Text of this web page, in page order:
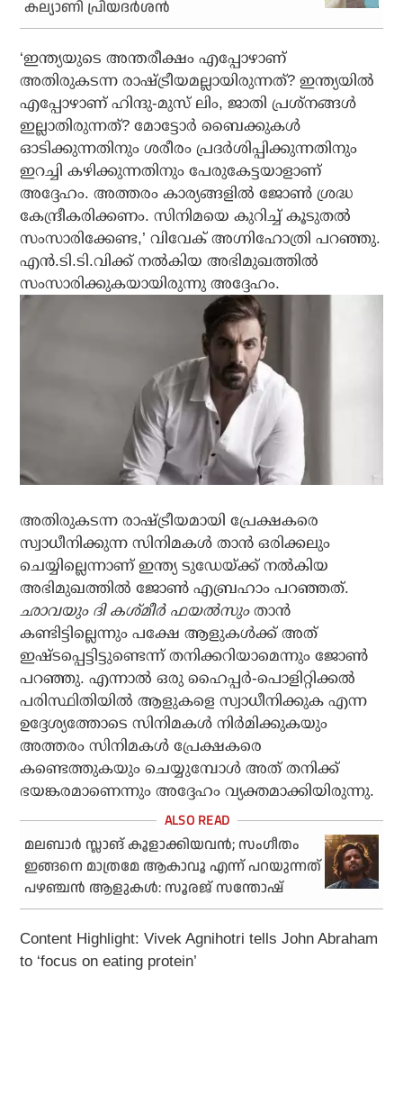
കല്യാണി പ്രിയദര്‍ശന്‍
‘ഇന്ത്യയുടെ അന്തരീക്ഷം എപ്പോഴാണ്
അതിരുകടന്ന രാഷ്ട്രീയമല്ലായിരുന്നത്? ഇന്ത്യയിൽ
എപ്പോഴാണ് ഹിന്ദു-മുസ് ലിം, ജാതി പ്രശ്നങ്ങൾ
ഇല്ലാതിരുന്നത്? മോട്ടോർ ബൈക്കുകൾ
ഓടിക്കുന്നതിനും ശരീരം പ്രദർശിപ്പിക്കുന്നതിനും
ഇറച്ചി കഴിക്കുന്നതിനും പേരുകേട്ടയാളാണ്
അദ്ദേഹം. അത്തരം കാര്യങ്ങളിൽ ജോൺ ശ്രദ്ധ
കേന്ദ്രീകരിക്കണം. സിനിമയെ കുറിച്ച് കൂടുതൽ
സംസാരിക്കേണ്ട,’ വിവേക് അഗ്നിഹോത്രി പറഞ്ഞു.
എൻ.ടി.ടി.വിക്ക് നൽകിയ അഭിമുഖത്തിൽ
സംസാരിക്കുകയായിരുന്നു അദ്ദേഹം.
അതിരുകടന്ന രാഷ്ട്രീയമായി പ്രേക്ഷകരെ
സ്വാധീനിക്കുന്ന സിനിമകൾ താൻ ഒരിക്കലും
ചെയ്യില്ലെന്നാണ് ഇന്ത്യ ടുഡേയ്ക്ക് നൽകിയ
അഭിമുഖത്തിൽ ജോൺ എബ്രഹാം പറഞ്ഞത്.
ഛാവയും ദി കശ്മീർ ഫയൽസുംതാൻ
കണ്ടിട്ടില്ലെന്നും പക്ഷേ ആളുകൾക്ക് അത്
ഇഷ്ടപ്പെട്ടിട്ടുണ്ടെന്ന് തനിക്കറിയാമെന്നും ജോൺ
പറഞ്ഞു. എന്നാൽ ഒരു ഹൈപ്പർ-പൊളിറ്റിക്കൽ
പരിസ്ഥിതിയിൽ ആളുകളെ സ്വാധീനിക്കുക എന്ന
ഉദ്ദേശ്യത്തോടെ സിനിമകൾ നിർമിക്കുകയും
അത്തരം സിനിമകൾ പ്രേക്ഷകരെ
കണ്ടെത്തുകയും ചെയ്യുമ്പോൾ അത് തനിക്ക്
ഭയങ്കരമാണെന്നും അദ്ദേഹം വ്യക്തമാക്കിയിരുന്നു.
മലബാര്‍ സ്ലാങ് കൂളാക്കിയവന്‍; സംഗീതം
ഇങ്ങനെ മാത്രമേ ആകാവൂ എന്ന് പറയുന്നത്
പഴഞ്ചന്‍ ആളുകള്‍: സൂരജ് സന്തോഷ്
Content Highlight: Vivek Agnihotri tells John Abraham
to ‘focus on eating protein’